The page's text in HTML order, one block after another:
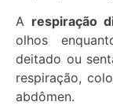
A respiração
olhos
deitado ou
respiração,
abdômen.